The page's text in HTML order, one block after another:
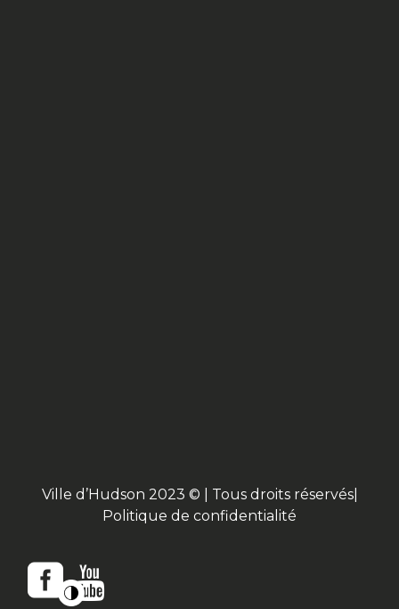
Ville d’Hudson 2023 © | Tous droits réservés|
Politique de confidentialité